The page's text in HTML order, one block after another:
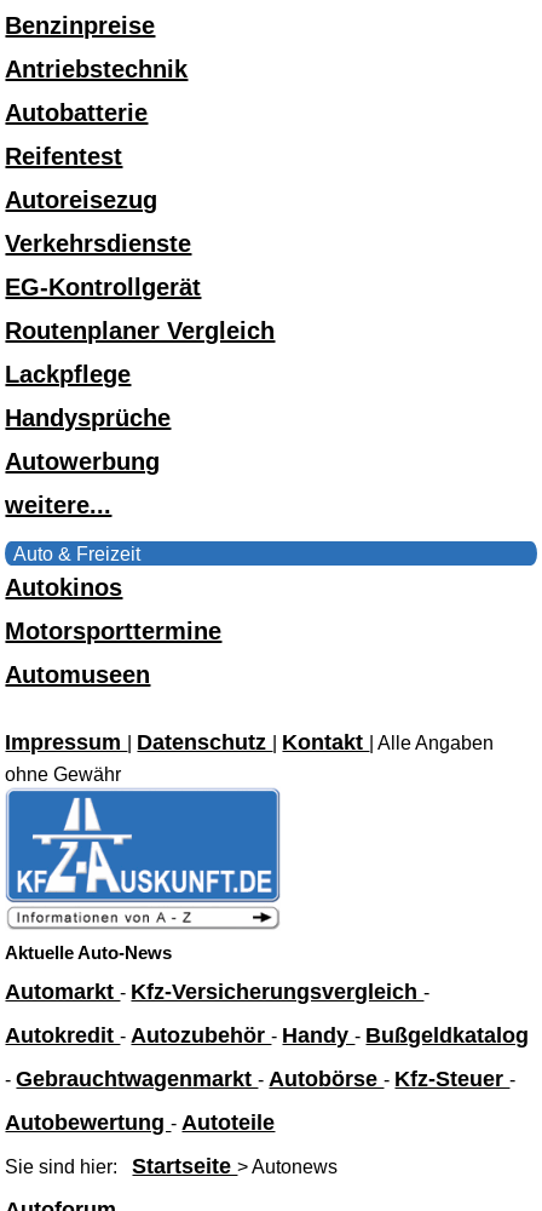
Benzinpreise
Antriebstechnik
Autobatterie
Reifentest
Autoreisezug
Verkehrsdienste
EG-Kontrollgerät
Routenplaner Vergleich
Lackpflege
Handysprüche
Autowerbung
weitere...
Auto & Freizeit
Autokinos
Motorsporttermine
Automuseen
Impressum Datenschutz Kontakt
| Alle Angaben
ohne Gewähr
Aktuelle Auto-News
Automarkt- Kfz-Versicherungsvergleich-
Autokredit- Autozubehör- Handy- Bußgeldkatalog
-Gebrauchtwagenmarkt- Autobörse- Kfz-Steuer-
Autobewertung- Autoteile
Sie sind hier:Startseite> Autonews